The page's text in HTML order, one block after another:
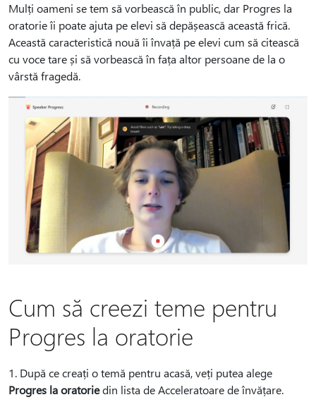
Mulți oameni se tem să vorbească în public, dar Progres la
oratorie îi poate ajuta pe elevi să depășească această frică.
Această caracteristică nouă îi învață pe elevi cum să citească
cu voce tare și să vorbească în fața altor persoane de la o
vârstă fragedă.
Cum să creezi teme pentru
Progres la oratorie
1. După ce creați o temă pentru acasă, veți putea alege
Progres la oratoriedin lista de Acceleratoare de învățare.